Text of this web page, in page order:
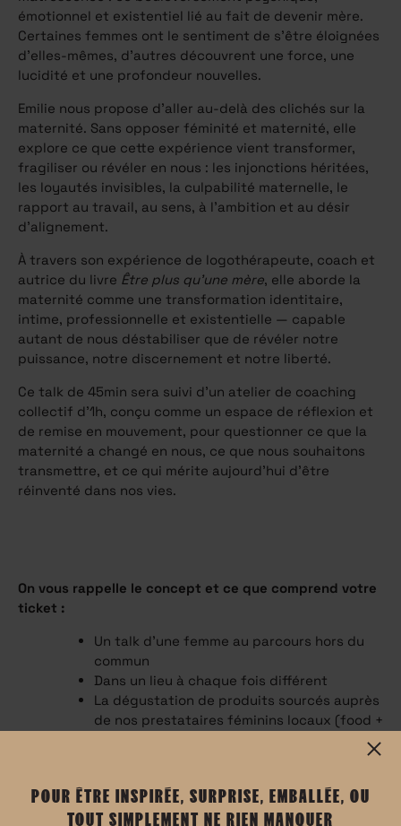
émotionnel et existentiel lié au fait de devenir mère.
Certaines femmes ont le sentiment de s’être éloignées
d’elles-mêmes, d’autres découvrent une force, une
lucidité et une profondeur nouvelles.
Emilie nous propose d’aller au-delà des clichés sur la
maternité. Sans opposer féminité et maternité, elle
explore ce que cette expérience vient transformer,
fragiliser ou révéler en nous : les injonctions héritées,
les loyautés invisibles, la culpabilité maternelle, le
rapport au travail, au sens, à l’ambition et au désir
d’alignement.
À travers son expérience de logothérapeute, coach et
autrice du livre Être plus qu’une mère, elle aborde la
maternité comme une transformation identitaire,
intime, professionnelle et existentielle — capable
autant de nous déstabiliser que de révéler notre
puissance, notre discernement et notre liberté.
Ce talk de 45min sera suivi d’un atelier de coaching
collectif d’1h, conçu comme un espace de réflexion et
de remise en mouvement, pour questionner ce que la
maternité a changé en nous, ce que nous souhaitons
transmettre, et ce qui mérite aujourd’hui d’être
réinventé dans nos vies.
On vous rappelle le concept et ce que comprend votre
ticket :
Un talk d’une femme au parcours hors du
commun
Dans un lieu à chaque fois différent
La dégustation de produits sourcés auprès
de nos prestataires féminins locaux (food +
présents lors de l'événement
Un moment de partage et d’échange avec
POUR ÊTRE INSPIRÉE, SURPRISE, EMBALLÉE, OU
TOUT SIMPLEMENT NE RIEN MANQUER